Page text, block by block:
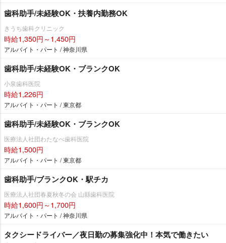
歯科助手/未経験OK・扶養内勤務OK
きうち歯科クリニック
時給1,350円～1,450円
アルバイト・パート / 神奈川県
歯科助手/未経験OK・ブランクOK
小泉歯科医院
時給1,226円
アルバイト・パート / 東京都
歯科助手/未経験OK・ブランクOK
医療法人社団わたなべ歯科医院
時給1,500円
アルバイト・パート / 東京都
歯科助手/ブランクOK・駅チカ
医療法人社団春夏秋冬の会 山縣歯科医院
時給1,600円～1,700円
アルバイト・パート / 神奈川県
タクシードライバー／夜日勤の募集強化中！本気で働きたい